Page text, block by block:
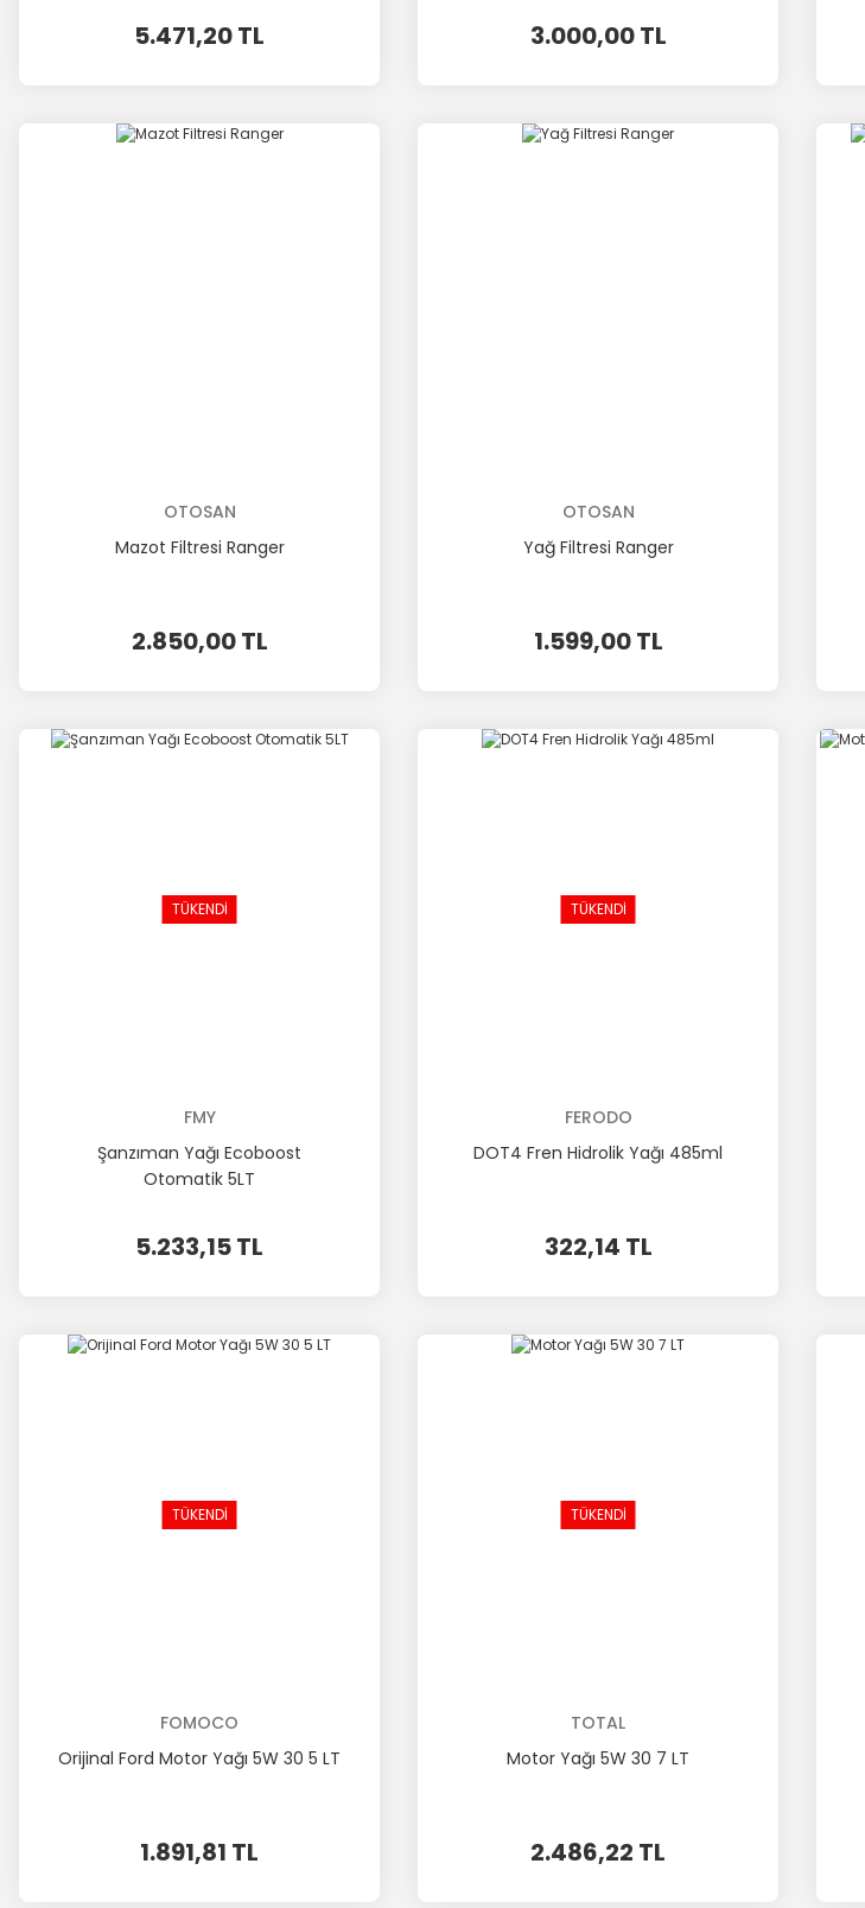
5.471,20 TL 3.000,00 TL
OTOSAN
Mazot Filtresi Ranger
2.850,00 TL
OTOSAN
Yağ Filtresi Ranger
1.599,00 TL
TÜKENDİ
FMY
Şanzıman Yağı Ecoboost
Otomatik 5LT
5.233,15 TL
TÜKENDİ
FERODO
DOT4 Fren Hidrolik Yağı 485ml
322,14 TL
TÜKENDİ
FOMOCO
Orijinal Ford Motor Yağı 5W 30 5 LT
1.891,81 TL
TÜKENDİ
TOTAL
Motor Yağı 5W 30 7 LT
2.486,22 TL